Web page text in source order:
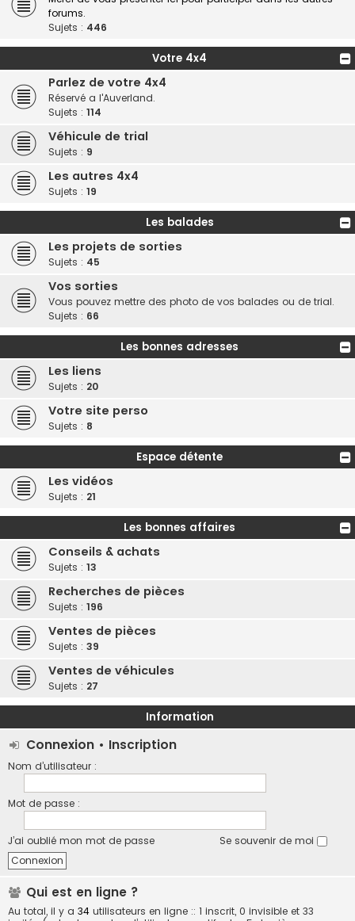
forums.
Sujets : 446
Votre 4x4
Parlez de votre 4x4
Réservé a l'Auverland.
Sujets : 114
Véhicule de trial
Sujets : 9
Les autres 4x4
Sujets : 19
Les balades
Les projets de sorties
Sujets : 45
Vos sorties
Vous pouvez mettre des photo de vos balades ou de trial.
Sujets : 66
Les bonnes adresses
Les liens
Sujets : 20
Votre site perso
Sujets : 8
Espace détente
Les vidéos
Sujets : 21
Les bonnes affaires
Conseils & achats
Sujets : 13
Recherches de pièces
Sujets : 196
Ventes de pièces
Sujets : 39
Ventes de véhicules
Sujets : 27
Information
Connexion • Inscription
Nom d’utilisateur :
Mot de passe :
J’ai oublié mon mot de passe Se souvenir de moi
Qui est en ligne ?
Au total, il y a 34 utilisateurs en ligne :: 1 inscrit, 0 invisible et 33